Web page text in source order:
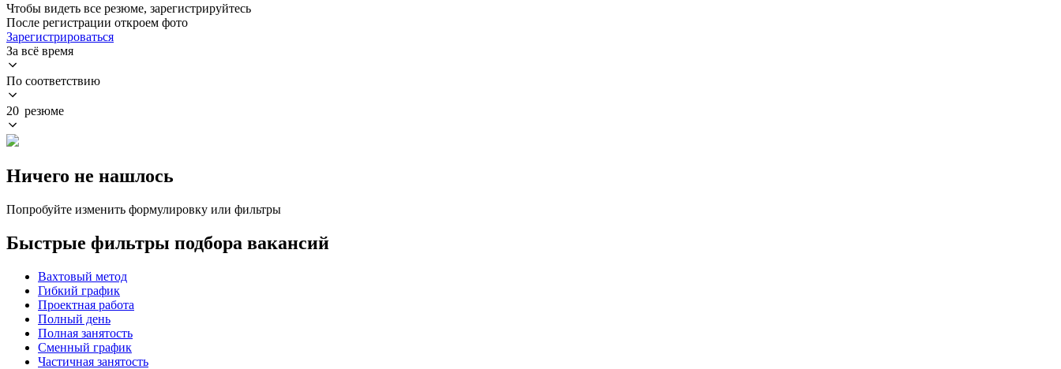
Чтобы видеть все резюме, зарегистрируйтесь
После регистрации откроем фото
Зарегистрироваться
За всё время
По соответствию
20 резюме
Ничего не нашлось
Попробуйте изменить формулировку или фильтры
Быстрые фильтры подбора вакансий
Вахтовый метод
Гибкий график
Проектная работа
Полный день
Полная занятость
Сменный график
Частичная занятость